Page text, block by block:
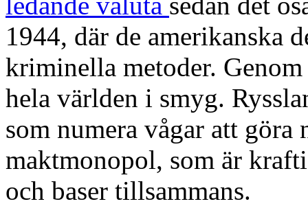
1944, där de amerikanska
kriminella metoder.
hela världen i smyg.
som numera vågar att
maktmonopol, som är
och baser tillsammans.